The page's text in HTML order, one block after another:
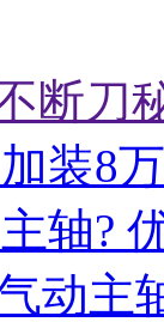
断
装8
轴?
动主